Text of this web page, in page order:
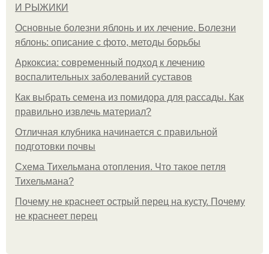
И РЫЖИКИ
Основные болезни яблонь и их лечение. Болезни
яблонь: описание с фото, методы борьбы
Аркоксиа: современный подход к лечению
воспалительных заболеваний суставов
Как выбрать семена из помидора для рассады. Как
правильно извлечь материал?
Отличная клубника начинается с правильной
подготовки почвы
Схема Тихельмана отопления. Что такое петля
Тихельмана?
Почему не краснеет острый перец на кусту. Почему
не краснеет перец